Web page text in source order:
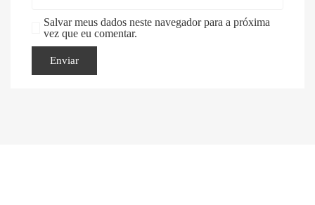
Salvar meus dados neste navegador para a próxima
vez que eu comentar.